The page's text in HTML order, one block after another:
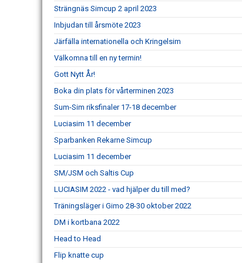
Strängnäs Simcup 2 april 2023
Inbjudan till årsmöte 2023
Järfälla internationella och Kringelsim
Välkomna till en ny termin!
Gott Nytt År!
Boka din plats för vårterminen 2023
Sum-Sim riksfinaler 17-18 december
Luciasim 11 december
Sparbanken Rekarne Simcup
Luciasim 11 december
SM/JSM och Saltis Cup
LUCIASIM 2022 - vad hjälper du till med?
Träningsläger i Gimo 28-30 oktober 2022
DM i kortbana 2022
Head to Head
Flip knatte cup